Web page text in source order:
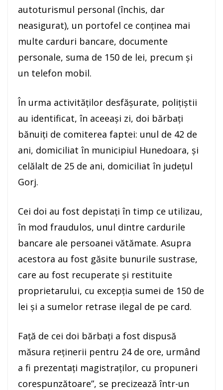
autoturismul personal (închis, dar
neasigurat), un portofel ce conținea mai
multe carduri bancare, documente
personale, suma de 150 de lei, precum și
un telefon mobil.
În urma activităților desfășurate, polițiștii
au identificat, în aceeași zi, doi bărbați
bănuiți de comiterea faptei: unul de 42 de
ani, domiciliat în municipiul Hunedoara, și
celălalt de 25 de ani, domiciliat în județul
Gorj.
Cei doi au fost depistați în timp ce utilizau,
în mod fraudulos, unul dintre cardurile
bancare ale persoanei vătămate. Asupra
acestora au fost găsite bunurile sustrase,
care au fost recuperate și restituite
proprietarului, cu excepția sumei de 150 de
lei și a sumelor retrase ilegal de pe card.
Față de cei doi bărbați a fost dispusă
măsura reținerii pentru 24 de ore, urmând
a fi prezentați magistraților, cu propuneri
corespunzătoare”, se precizează într-un